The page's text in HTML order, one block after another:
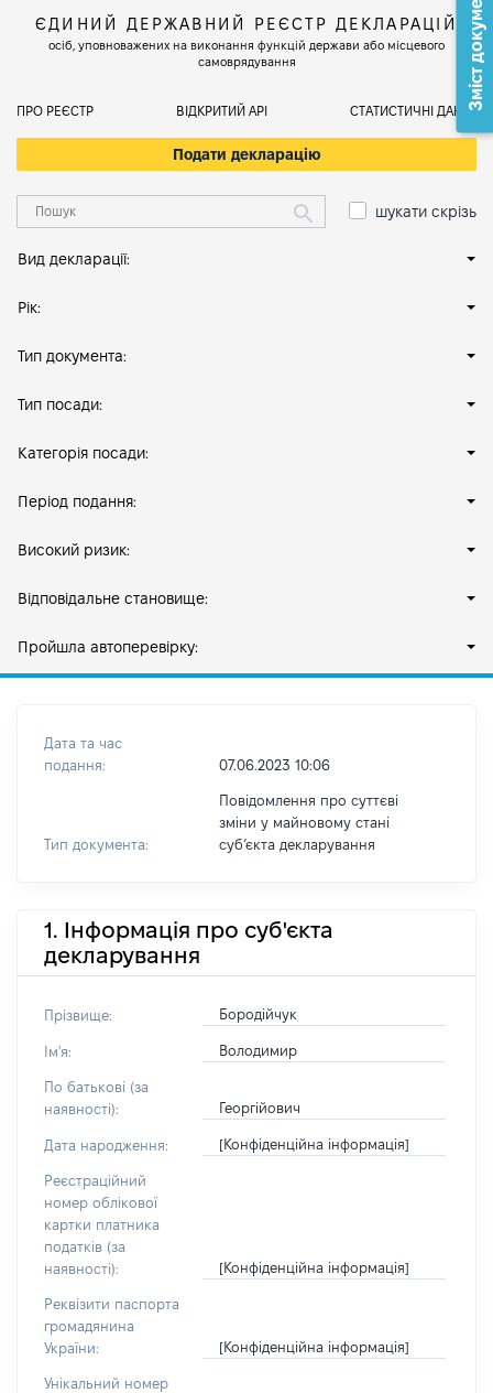
ЄДИНИЙ ДЕРЖАВНИЙ РЕЄСТР ДЕКЛАРАЦІЙ
осіб, уповноважених на виконання функцій держави або місцевого
самоврядування
ПРО РЕЄСТР ВІДКРИТИЙ АРІ СТАТИСТИЧНІ ДАНІ
Подати декларацію
шукати скрізь
Вид декларації:
Рік:
Тип документа:
Тип посади:
Категорія посади:
Період подання:
Високий ризик:
Відповідальне становище:
Пройшла автоперевірку:
Дата та час
подання:
07.06.2023 10:06
Тип документа:
Повідомлення про суттєві
зміни у майновому стані
субʼєкта декларування
1. Інформація про суб'єкта
декларування
Прізвище: Бородійчук
Ім'я: Володимир
По батькові (за
наявності):
Георгійович
Дата народження: [Конфіденційна інформація]
Реєстраційний
номер облікової
картки платника
податків (за
наявності):
[Конфіденційна інформація]
Реквізити паспорта
громадянина
України:
[Конфіденційна інформація]
Унікальний номер
Зміст документа